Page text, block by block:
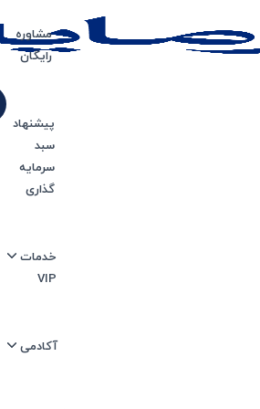
مشاوره
رایگان
پیشنهاد
سبد
سرمایه
گذاری
خدمات
VIP
آکادمی